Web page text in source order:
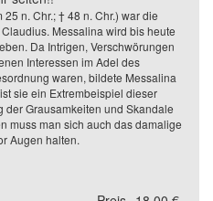
n. Chr.; † 48 n. Chr.) war die
Messalina wird bis heute
Da Intrigen, Verschwörungen
Interessen im Adel des
waren, bildete Messalina
sie ein Extrembeispiel dieser
der Grausamkeiten und Skandale
muss man sich auch das damalige
Augen halten.